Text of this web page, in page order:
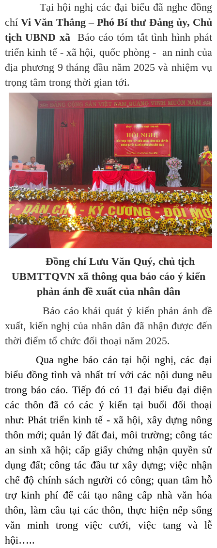
Tại hội nghị các đại biểu đã nghe đồng
chíVi Văn Thắng – Phó Bí thư Đảng ủy, Chủ
tịch UBND xã
Báo cáo tóm tắt tình hình phát
triển kinh tế - xã hội, quốc phòng - an ninh của
địa phương 9 tháng đầu năm 2025 và nhiệm vụ
trọng tâm trong thời gian tới.
Đồng chí Lưu Văn Quý, chủ tịch
UBMTTQVN xã thông qua báo cáo ý kiến
phản ánh đề xuất của nhân dân
Báo cáo khái quát ý kiến phản ánh đề
xuất, kiến nghị của nhân dân đã nhận được đến
thời điểm tổ chức đối thoại năm 2025.
Qua nghe báo cáo tại hội nghị, các đại
biểu đồng tình và nhất trí với các nội dung nêu
trong báo cáo. Tiếp đó có 11 đại biểu đại diện
các thôn đã có các ý kiến tại buổi đối thoại
như: Phát triển kinh tế - xã hội, xây dựng nông
thôn mới; quản lý đất đai, môi trường; công tác
an sinh xã hội;cấp giấy chứng nhận quyền sử
dụng đất; công tác đầu tư xây dựng; việc nhận
chế độ chính sách người có công; quan tâm hỗ
trợ kinh phí để cải tạo nâng cấp nhà văn hóa
thôn, làm cầu tại các thôn, thực hiện nếp sống
văn minh trong việc cưới, việc tang và lễ
hội…..